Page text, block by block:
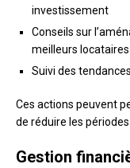
investissement
Conseils sur
meilleurs locataires
Suivi des
Ces actions peuvent
de réduire les
Gestion